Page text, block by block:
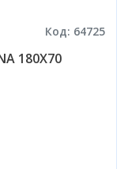
Код: 64725
180X70